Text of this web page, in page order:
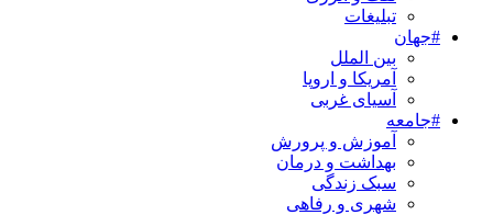
تبلیغات
#جهان
بین الملل
آمریکا و اروپا
آسیای غربی
#جامعه
آموزش و پرورش
بهداشت و درمان
سبک زندگی
شهری و رفاهی